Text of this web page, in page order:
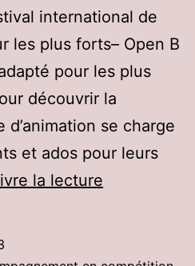
international de
les plus forts– Open B
pour les plus
découvrir la
d’animation se charge
et ados pour leurs
la lecture
à